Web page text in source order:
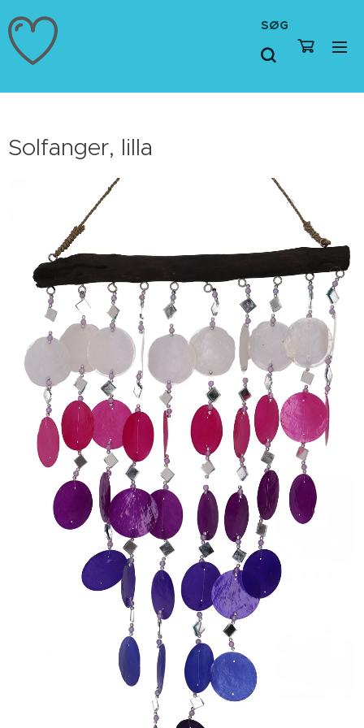
SØG
Solfanger, lilla